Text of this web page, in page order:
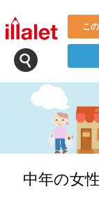
こ
中年の女